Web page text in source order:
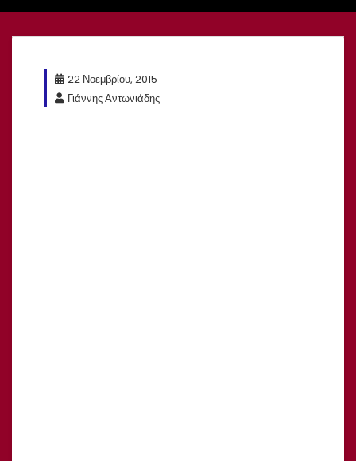
22 Νοεμβρίου, 2015
Γιάννης Αντωνιάδης